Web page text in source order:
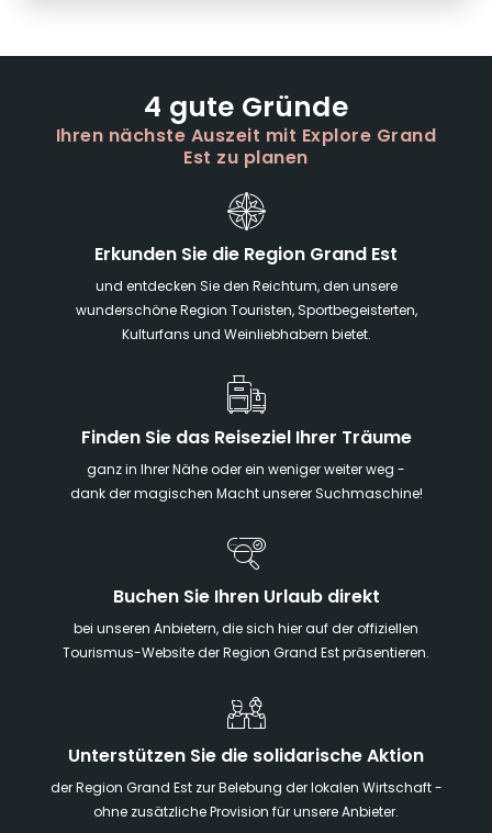
4 gute Gründe
Ihren nächste Auszeit mit Explore Grand
Est zu planen
Erkunden Sie die Region Grand Est
und entdecken Sie den Reichtum, den unsere
wunderschöne Region Touristen, Sportbegeisterten,
Kulturfans und Weinliebhabern bietet.
Finden Sie das Reiseziel Ihrer Träume
ganz in Ihrer Nähe oder ein weniger weiter weg -
dank der magischen Macht unserer Suchmaschine!
Buchen Sie Ihren Urlaub direkt
bei unseren Anbietern, die sich hier auf der offiziellen
Tourismus-Website der Region Grand Est präsentieren.
Unterstützen Sie die solidarische Aktion
der Region Grand Est zur Belebung der lokalen Wirtschaft -
ohne zusätzliche Provision für unsere Anbieter.